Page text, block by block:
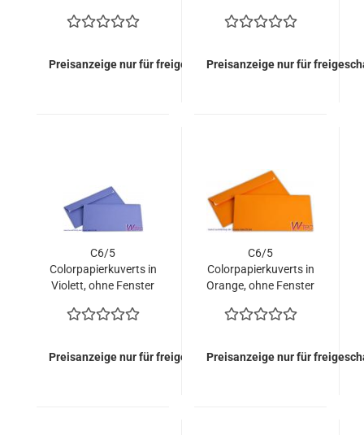
= 79,00 EURO)
Preisanzeige nur für freigeschaltete Kunden
= 79,00 EURO)
Preisanzeige nur für
C6/5
Colorpapierkuverts in
Violett, ohne Fenster
EURO)
Preisanzeige nur für freigeschaltete Kunden
C6/5
Colorpapierkuverts in
Orange, ohne Fenster
EURO)
Preisanzeige nur für